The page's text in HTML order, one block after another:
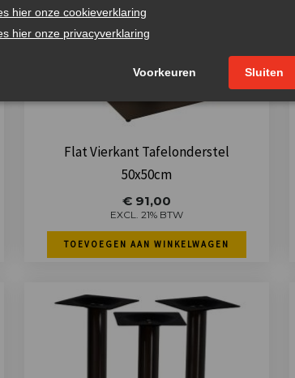
Flat Vierkant Tafelonderstel
50x50cm
€91,00
EXCL. 21% BTW
TOEVOEGEN AAN WINKELWAGEN